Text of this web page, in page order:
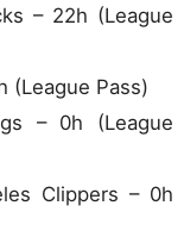
– 22h (League
(League Pass)
– 0h (League
Clippers – 0h